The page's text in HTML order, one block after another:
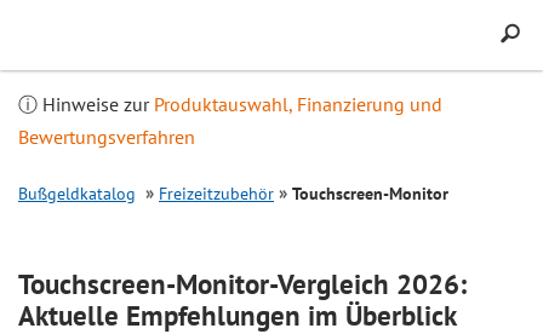
ⓘ Hinweise zur Produktauswahl, Finanzierung und
Bewertungsverfahren
Bußgeldkatalog Freizeitzubehör Touchscreen-Monitor
Touchscreen-Monitor-Vergleich 2026:
Aktuelle Empfehlungen im Überblick